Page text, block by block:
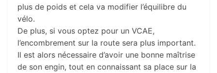
plus de poids et cela va modifier l’équilibre du
vélo.
De plus, si vous optez pour un VCAE,
l’encombrement sur la route sera plus important.
Il est alors nécessaire d’avoir une bonne maîtrise
de son engin, tout en connaissant sa place sur la